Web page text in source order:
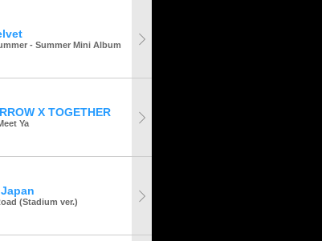
- Summer Mini Album
X TOGETHER
Ya
(Stadium ver.)